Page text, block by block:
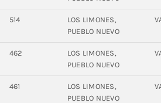
514
LOS LIMONES,
PUEBLO NUEVO
462
LOS LIMONES,
PUEBLO NUEVO
461
LOS LIMONES,
PUEBLO NUEVO